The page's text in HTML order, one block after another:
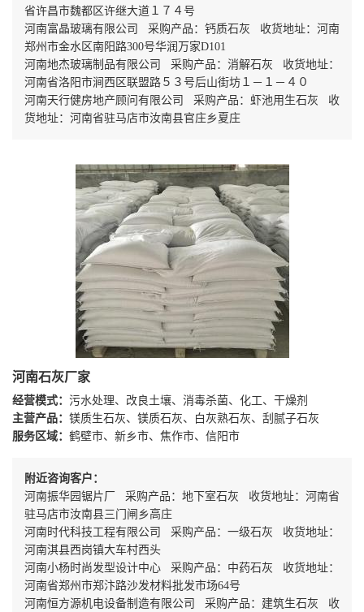
省许昌市魏都区许继大道１７４号
河南富晶玻璃有限公司 采购产品：钙质石灰 收货地址：河南
郑州市金水区南阳路300号华润万家D101
河南地杰玻璃制品有限公司 采购产品：消解石灰 收货地址：
河南省洛阳市涧西区联盟路５３号后山街坊１－１－４０
河南天行健房地产顾问有限公司 采购产品：虾池用生石灰 收
货地址：河南省驻马店市汝南县官庄乡夏庄
河南石灰厂家
经营模式： 污水处理、改良土壤、消毒杀菌、化工、干燥剂
主营产品： 镁质生石灰、镁质石灰、白灰熟石灰、刮腻子石灰
服务区域： 鹤壁市、新乡市、焦作市、信阳市
附近咨询客户：
河南振华园锯片厂 采购产品：地下室石灰 收货地址：河南省
驻马店市汝南县三门闸乡高庄
河南时代科技工程有限公司 采购产品：一级石灰 收货地址：
河南淇县西岗镇大车村西头
河南小杨时尚发型设计中心 采购产品：中药石灰 收货地址：
河南省郑州市郑汴路沙发材料批发市场64号
河南恒方源机电设备制造有限公司 采购产品：建筑生石灰 收